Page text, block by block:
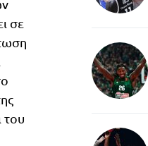
σε
του